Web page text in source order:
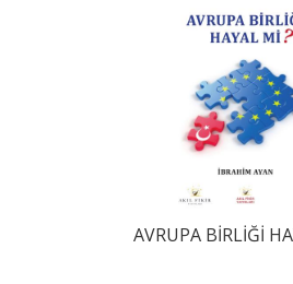
AVRUPA BİRLİĞİ